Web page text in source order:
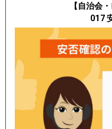
【自治会
017